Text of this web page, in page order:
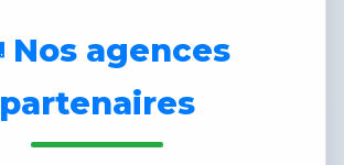
Nos agences
partenaires